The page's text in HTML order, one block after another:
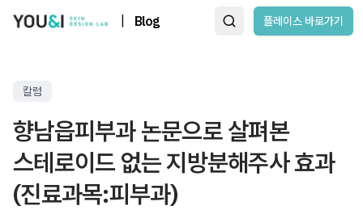
Blog 플레이스 바로가기
칼럼
향남읍피부과 논문으로 살펴본
스테로이드 없는 지방분해주사 효과
(진료과목:피부과)